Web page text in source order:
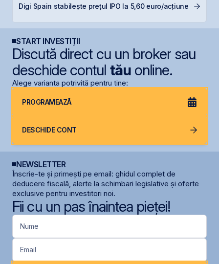
Digi Spain stabilește prețul IPO la 5,60 euro/acțiune
START INVESTIȚII
Discută direct cu un broker sau
deschide contul tăuonline.
Alege varianta potrivită pentru tine:
PROGRAMEAZĂ
DESCHIDE CONT
NEWSLETTER
Înscrie-te și primești pe email: ghidul complet de
deducere fiscală, alerte la schimbari legislative și oferte
exclusive pentru investitori noi.
Fii cu un pas înaintea pieței!
Nume
Email